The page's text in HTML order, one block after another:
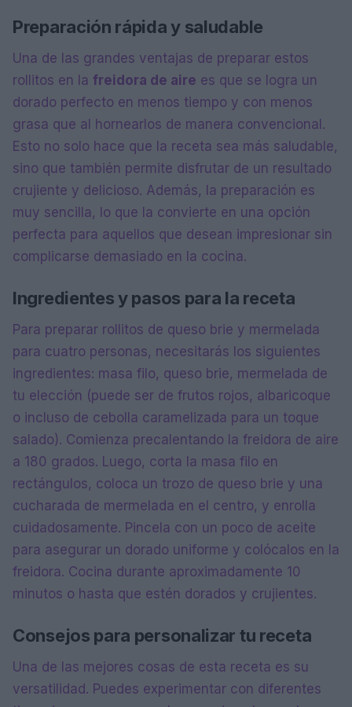
Preparación rápida y saludable
Una de las grandes ventajas de preparar estos
rollitos en la freidora de aire es que se logra un
dorado perfecto en menos tiempo y con menos
grasa que al hornearlos de manera convencional.
Esto no solo hace que la receta sea más saludable,
sino que también permite disfrutar de un resultado
crujiente y delicioso. Además, la preparación es
muy sencilla, lo que la convierte en una opción
perfecta para aquellos que desean impresionar sin
complicarse demasiado en la cocina.
Ingredientes y pasos para la receta
Para preparar rollitos de queso brie y mermelada
para cuatro personas, necesitarás los siguientes
ingredientes: masa filo, queso brie, mermelada de
tu elección (puede ser de frutos rojos, albaricoque
o incluso de cebolla caramelizada para un toque
salado). Comienza precalentando la freidora de aire
a 180 grados. Luego, corta la masa filo en
rectángulos, coloca un trozo de queso brie y una
cucharada de mermelada en el centro, y enrolla
cuidadosamente. Pincela con un poco de aceite
para asegurar un dorado uniforme y colócalos en la
freidora. Cocina durante aproximadamente 10
minutos o hasta que estén dorados y crujientes.
Consejos para personalizar tu receta
Una de las mejores cosas de esta receta es su
versatilidad. Puedes experimentar con diferentes